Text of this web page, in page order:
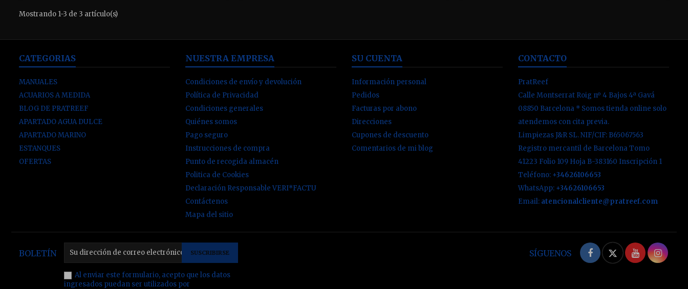
Mostrando 1-3 de 3 artículo(s)
CATEGORIAS
MANUALES
ACUARIOS A MEDIDA
BLOG DE PRATREEF
APARTADO AGUA DULCE
APARTADO MARINO
ESTANQUES
OFERTAS
NUESTRA EMPRESA
Condiciones de envío y devolución
Política de Privacidad
Condiciones generales
Quiénes somos
Pago seguro
Instrucciones de compra
Punto de recogida almacén
Politica de Cookies
Declaración Responsable VERI*FACTU
Contáctenos
Mapa del sitio
SU CUENTA
Información personal
Pedidos
Facturas por abono
Direcciones
Cupones de descuento
Comentarios de mi blog
CONTACTO
PratReef
Calle Montserrat Roig nº 4 Bajos 4ª Gavá
08850 Barcelona * Somos tienda online solo
atendemos con cita previa.
Limpiezas J&R SL. NIF/CIF: B65067563
Registro mercantil de Barcelona Tomo
41223 Folio 109 Hoja B-383160 Inscripción 1
Teléfono: +34626106653
WhatsApp: +34626106653
Email: atencionalcliente@pratreef.com
BOLETÍN
Al enviar este formulario, acepto que los datos
ingresados puedan ser utilizados por
FacebookTwitterYouTube
SÍGUENOS